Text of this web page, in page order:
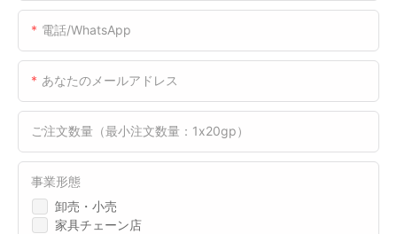
電話/WhatsApp
あなたのメールアドレス
ご注文数量（最小注文数量：1x20gp）
卸売・小売
家具チェーン店
事業形態